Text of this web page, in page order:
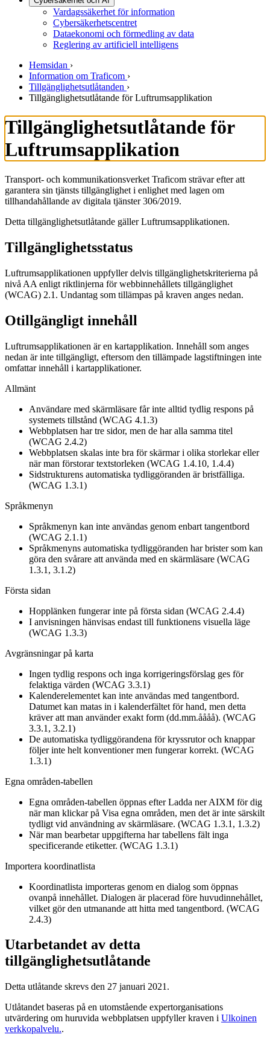
Vardagssäkerhet för information
Cybersäkerhetscentret
Dataekonomi och förmedling av data
Reglering av artificiell intelligens
Hemsidan ›
Information om Traficom ›
Tillgänglighetsutlåtanden ›
Tillgänglighetsutlåtande för Luftrumsapplikation
Tillgänglighetsutlåtande för
Luftrumsapplikation
Transport- och kommunikationsverket Traficom strävar efter att
garantera sin tjänsts tillgänglighet i enlighet med lagen om
tillhandahållande av digitala tjänster 306/2019.
Detta tillgänglighetsutlåtande gäller Luftrumsapplikationen.
Tillgänglighetsstatus
Luftrumsapplikationen uppfyller delvis tillgänglighetskriterierna på
nivå AA enligt riktlinjerna för webbinnehållets tillgänglighet
(WCAG) 2.1. Undantag som tillämpas på kraven anges nedan.
Otillgängligt innehåll
Luftrumsapplikationen är en kartapplikation. Innehåll som anges
nedan är inte tillgängligt, eftersom den tillämpade lagstiftningen inte
omfattar innehåll i kartapplikationer.
Allmänt
Användare med skärmläsare får inte alltid tydlig respons på
systemets tillstånd (WCAG 4.1.3)
Webbplatsen har tre sidor, men de har alla samma titel
(WCAG 2.4.2)
Webbplatsen skalas inte bra för skärmar i olika storlekar eller
när man förstorar textstorleken (WCAG 1.4.10, 1.4.4)
Sidstrukturens automatiska tydliggöranden är bristfälliga.
(WCAG 1.3.1)
Språkmenyn
Språkmenyn kan inte användas genom enbart tangentbord
(WCAG 2.1.1)
Språkmenyns automatiska tydliggöranden har brister som kan
göra den svårare att använda med en skärmläsare (WCAG
1.3.1, 3.1.2)
Första sidan
Hopplänken fungerar inte på första sidan (WCAG 2.4.4)
I anvisningen hänvisas endast till funktionens visuella läge
(WCAG 1.3.3)
Avgränsningar på karta
Ingen tydlig respons och inga korrigeringsförslag ges för
felaktiga värden (WCAG 3.3.1)
Kalenderelementet kan inte användas med tangentbord.
Datumet kan matas in i kalenderfältet för hand, men detta
kräver att man använder exakt form (dd.mm.åååå). (WCAG
3.3.1, 3.2.1)
De automatiska tydliggörandena för kryssrutor och knappar
följer inte helt konventioner men fungerar korrekt. (WCAG
1.3.1)
Egna områden-tabellen
Egna områden-tabellen öppnas efter Ladda ner AIXM för dig
när man klickar på Visa egna områden, men det är inte särskilt
tydligt vid användning av skärmläsare. (WCAG 1.3.1, 1.3.2)
När man bearbetar uppgifterna har tabellens fält inga
specificerande etiketter. (WCAG 1.3.1)
Importera koordinatlista
Koordinatlista importeras genom en dialog som öppnas
ovanpå innehållet. Dialogen är placerad före huvudinnehållet,
vilket gör den utmanande att hitta med tangentbord. (WCAG
2.4.3)
Utarbetandet av detta
tillgänglighetsutlåtande
Detta utlåtande skrevs den 27 januari 2021.
Utlåtandet baseras på en utomstående expertorganisations
utvärdering om huruvida webbplatsen uppfyller kraven i Ulkoinen
verkkopalvelu..